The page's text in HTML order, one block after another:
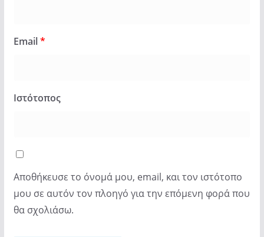
Email*
Ιστότοπος
Αποθήκευσε το όνομά μου, email, και τον ιστότοπο
μου σε αυτόν τον πλοηγό για την επόμενη φορά που
θα σχολιάσω.